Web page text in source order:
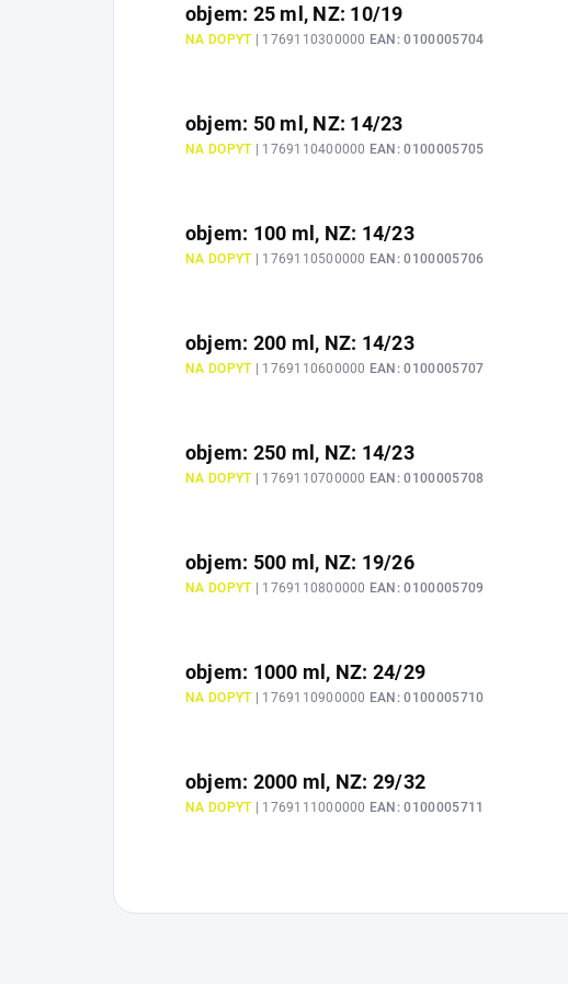
objem: 25 ml, NZ: 10/19
NA DOPYT | 1769110300000 EAN: 0100005704
objem: 50 ml, NZ: 14/23
NA DOPYT | 1769110400000 EAN: 0100005705
objem: 100 ml, NZ: 14/23
NA DOPYT | 1769110500000 EAN: 0100005706
objem: 200 ml, NZ: 14/23
NA DOPYT | 1769110600000 EAN: 0100005707
objem: 250 ml, NZ: 14/23
NA DOPYT | 1769110700000 EAN: 0100005708
objem: 500 ml, NZ: 19/26
NA DOPYT | 1769110800000 EAN: 0100005709
objem: 1000 ml, NZ: 24/29
NA DOPYT | 1769110900000 EAN: 0100005710
objem: 2000 ml, NZ: 29/32
NA DOPYT | 1769111000000 EAN: 0100005711